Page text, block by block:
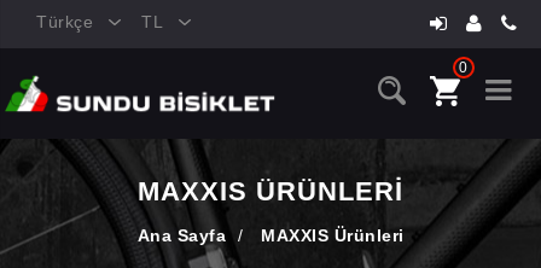
Türkçe TL
0
MAXXIS ÜRÜNLERI
Ana Sayfa / MAXXIS Ürünleri